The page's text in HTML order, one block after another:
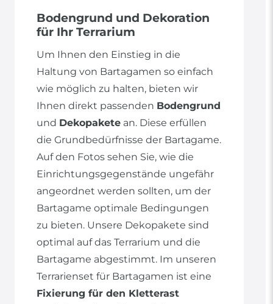
Bodengrund und Dekoration
für Ihr Terrarium
Um Ihnen den Einstieg in die
Haltung von Bartagamen so einfach
wie möglich zu halten, bieten wir
Ihnen direkt passenden Bodengrund
und Dekopakete an. Diese erfüllen
die Grundbedürfnisse der Bartagame.
Auf den Fotos sehen Sie, wie die
Einrichtungsgegenstände ungefähr
angeordnet werden sollten, um der
Bartagame optimale Bedingungen
zu bieten. Unsere Dekopakete sind
optimal auf das Terrarium und die
Bartagame abgestimmt. Im unseren
Terrarienset für Bartagamen ist eine
Fixierung für den Kletterast